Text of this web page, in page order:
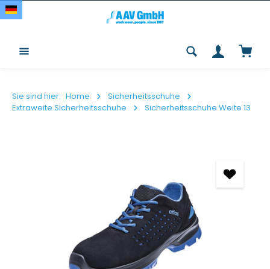
Zum Hauptinhalt springen
Sie sind hier: Home
Sicherheitsschuhe
Extraweite Sicherheitsschuhe
Sicherheitsschuhe Weite 13